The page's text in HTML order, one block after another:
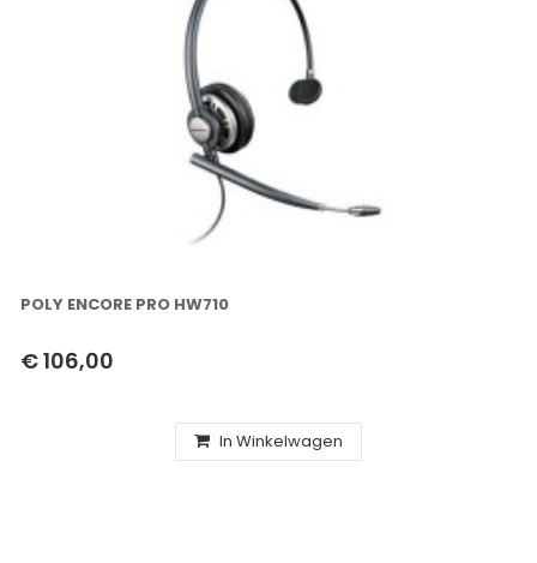
POLY ENCORE PRO HW710
€ 106,00
In Winkelwagen